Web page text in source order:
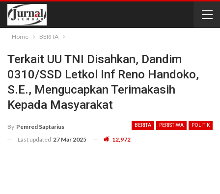
Home BERITA
Terkait UU TNI Disahkan, Dandim
0310/SSD Letkol Inf Reno Handoko,
S.E., Mengucapkan Terimakasih
Kepada Masyarakat
BERITA PERISTIWA POLITIK
By Pemred Saptarius
Last updated 27 Mar 2025 12,972